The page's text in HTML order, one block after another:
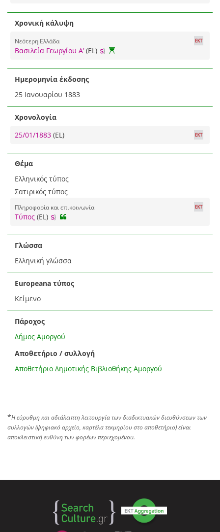
Χρονική κάλυψη
Νεότερη Ελλάδα
Βασιλεία Γεωργίου Α’ (EL)
Ημερομηνία έκδοσης
25 Ιανουαρίου 1883
Χρονολογία
25/01/1883 (EL)
Θέμα
Ελληνικός τύπος
Σατιρικός τύπος
Πληροφορία και επικοινωνία
Τύπος (EL)
Γλώσσα
Ελληνική γλώσσα
Europeana τύπος
Κείμενο
Πάροχος
Δήμος Αμοργού
Αποθετήριο / συλλογή
Αποθετήριο Δημοτικής Βιβλιοθήκης Αμοργού
*Η εύρυθμη και αδιάλειπτη λειτουργία των διαδικτυακών διευθύνσεων των
συλλογών (ψηφιακό αρχείο, καρτέλα τεκμηρίου στο αποθετήριο) είναι
αποκλειστική ευθύνη των φορέων περιεχομένου.